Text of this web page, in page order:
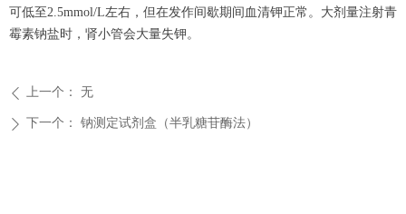
ꄴ 上一个： 无
ꄲ 下一个： 钠测定试剂盒（半乳糖苷酶法）
可低至2.5mmol/L左右，但在发作间歇期间血清钾正常。大剂量注射青
霉素钠盐时，肾小管会大量失钾。